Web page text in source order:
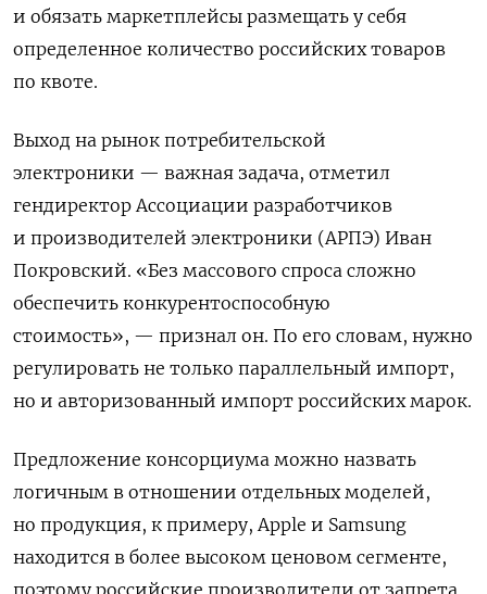
и обязать маркетплейсы размещать у себя
определенное количество российских товаров
по квоте.
Выход на рынок потребительской
электроники — важная задача, отметил
гендиректор Ассоциации разработчиков
и производителей электроники (АРПЭ) Иван
Покровский. «Без массового спроса сложно
обеспечить конкурентоспособную
стоимость», — признал он. По его словам, нужно
регулировать не только параллельный импорт,
но и авторизованный импорт российских марок.
Предложение консорциума можно назвать
логичным в отношении отдельных моделей,
но продукция, к примеру, Apple и Samsung
находится в более высоком ценовом сегменте,